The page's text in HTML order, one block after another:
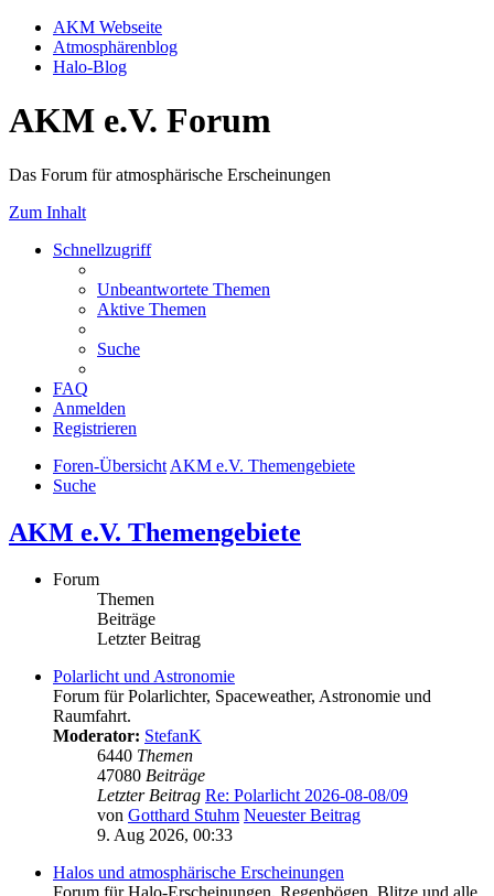
AKM Webseite
Atmosphärenblog
Halo-Blog
AKM e.V. Forum
Das Forum für atmosphärische Erscheinungen
Zum Inhalt
Schnellzugriff
Unbeantwortete Themen
Aktive Themen
Suche
FAQ
Anmelden
Registrieren
Foren-Übersicht AKM e.V. Themengebiete
Suche
AKM e.V. Themengebiete
Forum
Themen
Beiträge
Letzter Beitrag
Polarlicht und Astronomie
Forum für Polarlichter, Spaceweather, Astronomie und
Raumfahrt.
Moderator: StefanK
6440 Themen
47080 Beiträge
Letzter Beitrag Re: Polarlicht 2026-08-08/09
von Gotthard Stuhm Neuester Beitrag
9. Aug 2026, 00:33
Halos und atmosphärische Erscheinungen
Forum für Halo-Erscheinungen, Regenbögen, Blitze und alle